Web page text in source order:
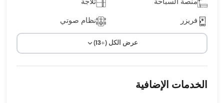
منصة السباحة ثلاجة
فريزر نظام صوتي
عرض الكل (+13)
الخدمات الإضافية